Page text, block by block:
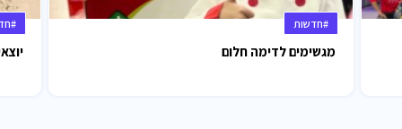
#חדשות
מגשימים לדימה חלום